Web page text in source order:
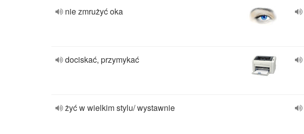
nie zmrużyć oka
dociskać, przymykać
żyć w wielkim stylu/ wystawnie